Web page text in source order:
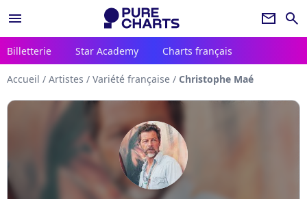
menu newsletter search
Billetterie Star Academy Charts français
Accueil / Artistes / Variété française / Christophe Maé